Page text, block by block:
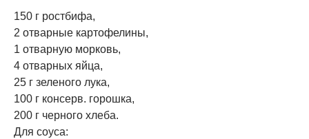
150 г ростбифа,
2 отварные картофелины,
1 отварную морковь,
4 отварных яйца,
25 г зеленого лука,
100 г консерв. горошка,
200 г черного хлеба.
Для соуса: